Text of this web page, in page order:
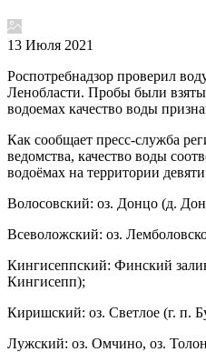
13 Июля 2021
Роспотребнадзор проверил
Ленобласти. Пробы были
водоемах качество воды
Как сообщает пресс-служба
ведомства, качество воды
водоёмах на территории
Волосовский: оз. Донцо (д.
Всеволожский: оз.
Кингисеппский: Финский
Кингисепп);
Киришский: оз. Светлое (г. п.
Лужский: оз. Омчино, оз.